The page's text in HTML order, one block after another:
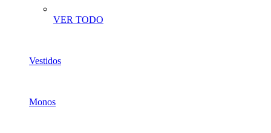
VER TODO
Vestidos
Monos